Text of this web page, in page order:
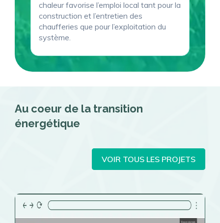
chaleur favorise l’emploi local tant pour la
construction et l’entretien des
chaufferies que pour l’exploitation du
système.
Au coeur de la transition
énergétique
VOIR TOUS LES PROJETS